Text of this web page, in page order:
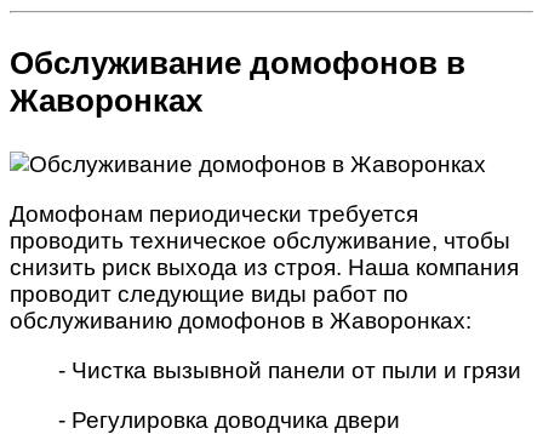
Обслуживание домофонов в
Жаворонках
Домофонам периодически требуется
проводить техническое обслуживание, чтобы
снизить риск выхода из строя. Наша компания
проводит следующие виды работ по
обслуживанию домофонов в Жаворонках:
- Чистка вызывной панели от пыли и грязи
- Регулировка доводчика двери